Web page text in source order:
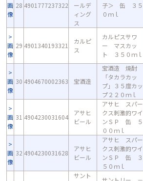
画
像
28 4901777237322
ールデ
ィング
ス
子＞ 缶 ３５
０ｍｌ
画
像
29 4901340193321
カルピ
ス
カルピスサワ
ー マスカッ
ト ３５０ｍｌ
画
像
30 4904670002363 宝酒造
宝酒造 焼酎
「タカラカッ
プ」３５度カッ
プ２２０ｍｌ
画
像
31 4904230031604
アサヒ
ビール
アサヒ スパー
クス刺激的ワイ
ンＳＰ 缶 ５
００ｍｌ
画
像
32 4904230031628
アサヒ
ビール
アサヒ スパー
クス刺激的ワイ
ンＳＰ 缶 ３
５０ｍｌ
サント